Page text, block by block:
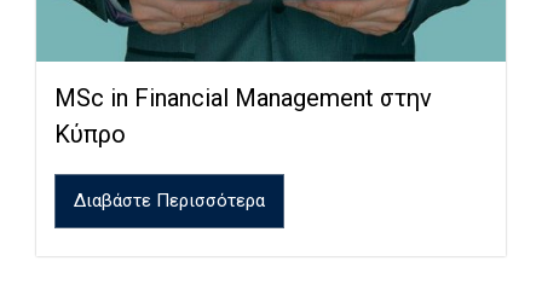
MSc in Financial Management στην
Κύπρο
Διαβάστε Περισσότερα